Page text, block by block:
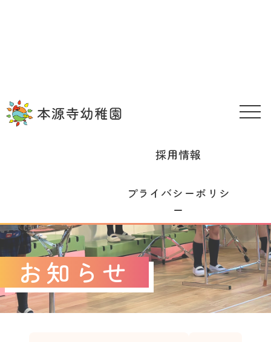
採用情報
プライバシーポリシ
ー
お知らせ